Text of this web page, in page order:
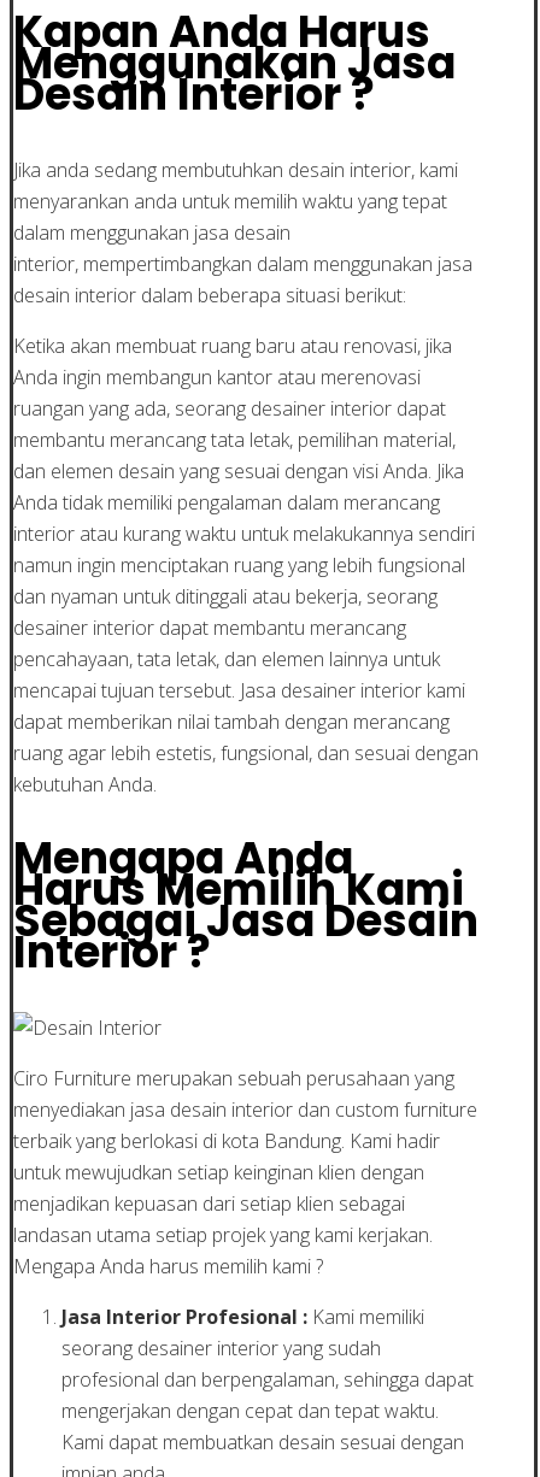
Kapan Anda Harus
Menggunakan Jasa
Desain Interior ?
Jika anda sedang membutuhkan desain interior, kami
menyarankan anda untuk memilih waktu yang tepat
dalam menggunakan jasa desain
interior, mempertimbangkan dalam menggunakan jasa
desain interior dalam beberapa situasi berikut:
Ketika akan membuat ruang baru atau renovasi, jika
Anda ingin membangun kantor atau merenovasi
ruangan yang ada, seorang desainer interior dapat
membantu merancang tata letak, pemilihan material,
dan elemen desain yang sesuai dengan visi Anda. Jika
Anda tidak memiliki pengalaman dalam merancang
interior atau kurang waktu untuk melakukannya sendiri
namun ingin menciptakan ruang yang lebih fungsional
dan nyaman untuk ditinggali atau bekerja, seorang
desainer interior dapat membantu merancang
pencahayaan, tata letak, dan elemen lainnya untuk
mencapai tujuan tersebut. Jasa desainer interior kami
dapat memberikan nilai tambah dengan merancang
ruang agar lebih estetis, fungsional, dan sesuai dengan
kebutuhan Anda.
Mengapa Anda
Harus Memilih Kami
Sebagai Jasa Desain
Interior ?
Ciro Furniture merupakan sebuah perusahaan yang
menyediakan jasa desain interior dan custom furniture
terbaik yang berlokasi di kota Bandung. Kami hadir
untuk mewujudkan setiap keinginan klien dengan
menjadikan kepuasan dari setiap klien sebagai
landasan utama setiap projek yang kami kerjakan.
Mengapa Anda harus memilih kami ?
Jasa Interior Profesional : Kami memiliki
seorang desainer interior yang sudah
profesional dan berpengalaman, sehingga dapat
mengerjakan dengan cepat dan tepat waktu.
Kami dapat membuatkan desain sesuai dengan